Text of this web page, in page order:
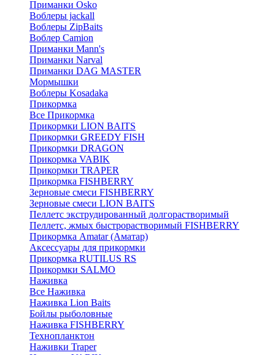
Приманки Osko
Воблеры jackall
Воблеры ZipBaits
Воблер Camion
Приманки Mann's
Приманки Narval
Приманки DAG MASTER
Мормышки
Воблеры Kosadaka
Прикормка
Все Прикормка
Прикормки LION BAITS
Прикормки GREEDY FISH
Прикормки DRAGON
Прикормка VABIK
Прикормки TRAPER
Прикормка FISHBERRY
Зерновые смеси FISHBERRY
Зерновые смеси LION BAITS
Пеллетс экструдированный долгорастворимый
Пеллетс, жмых быстрорастворимый FISHBERRY
Прикормка Amatar (Аматар)
Аксессуары для прикормки
Прикормка RUTILUS RS
Прикормки SALMO
Наживка
Все Наживка
Наживка Lion Baits
Бойлы рыболовные
Наживка FISHBERRY
Технопланктон
Наживки Traper